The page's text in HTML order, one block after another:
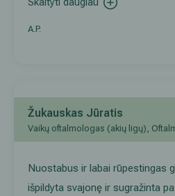
A.P.
Žukauskas Jūratis
Vaikų oftalmologas (akių ligų),
Nuostabus ir labai rūpestingas
išpildyta svajonę ir sugražinta